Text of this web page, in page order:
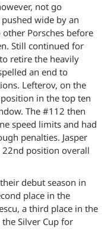
not go
wide by an
Porsches before
Still continued for
retire the heavily
an end to
Lefterov, on the
in the top ten
The #112 then
speed limits and had
penalties. Jasper
position overall
debut season in
place in the
a third place in the
Silver Cup for